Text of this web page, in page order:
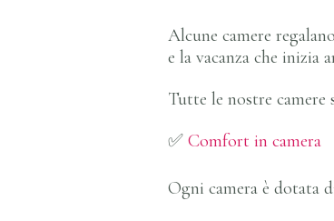
Alcune camere
e la vacanza che inizia
Tutte le nostre camere
✅ Comfort in camera
Ogni camera è dotata